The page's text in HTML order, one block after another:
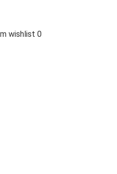
wishlist 0